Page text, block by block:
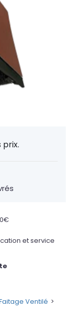
Ventilé
prix.
et service